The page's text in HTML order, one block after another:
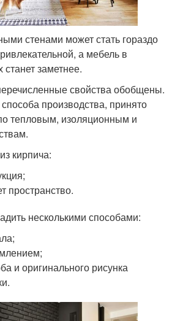
стенами может стать гораздо
а мебель в
заметнее.
свойства обобщены.
производства, принято
тепловым, изоляционным и
кирпича:
пространство.
несколькими способами:
и оригинального рисунка